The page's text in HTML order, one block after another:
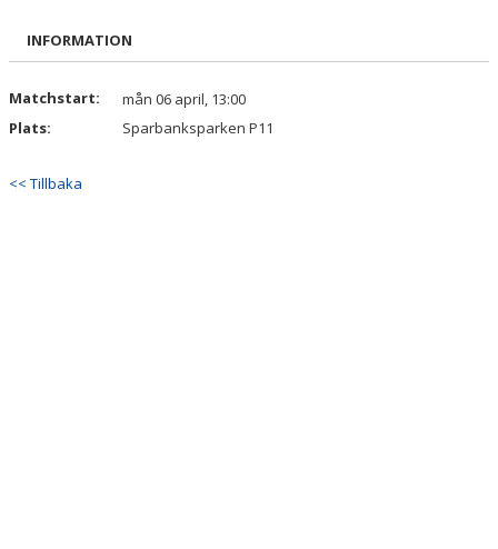
TRÄNINGSTIDER
KALENDER
INFORMATION
Matchstart:
mån 06 april, 13:00
Plats:
Sparbanksparken P11
<< Tillbaka